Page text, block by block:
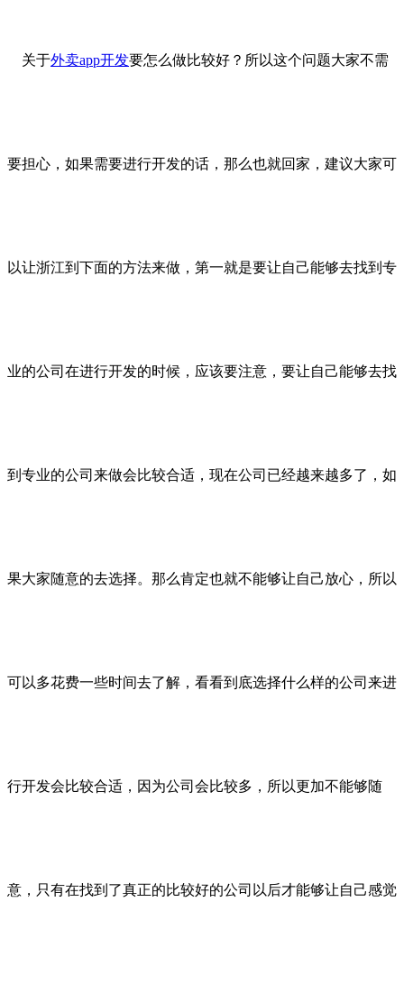
关于外卖app开发要怎么做比较好？所以这个问题大家不需
要担心，如果需要进行开发的话，那么也就回家，建议大家可
以让浙江到下面的方法来做，第一就是要让自己能够去找到专
业的公司在进行开发的时候，应该要注意，要让自己能够去找
到专业的公司来做会比较合适，现在公司已经越来越多了，如
果大家随意的去选择。那么肯定也就不能够让自己放心，所以
可以多花费一些时间去了解，看看到底选择什么样的公司来进
行开发会比较合适，因为公司会比较多，所以更加不能够随
意，只有在找到了真正的比较好的公司以后才能够让自己感觉